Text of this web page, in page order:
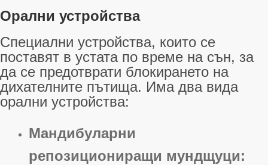
Орални устройства
Специални устройства, които се
поставят в устата по време на сън, за
да се предотврати блокирането на
дихателните пътища. Има два вида
орални устройства:
Мандибуларни
репозициониращи мундщуци: